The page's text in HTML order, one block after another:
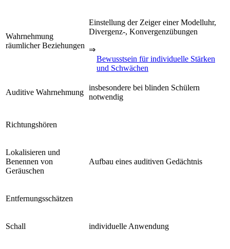
Wahrnehmung
räumlicher Beziehungen
Einstellung der Zeiger einer Modelluhr,
Divergenz-, Konvergenzübungen
⇒
Bewusstsein für individuelle Stärken
und Schwächen
Auditive Wahrnehmung
insbesondere bei blinden Schülern
notwendig
Richtungshören
Lokalisieren und
Benennen von
Geräuschen
Aufbau eines auditiven Gedächtnis
Entfernungsschätzen
Schall individuelle Anwendung